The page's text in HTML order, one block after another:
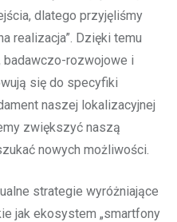
dlatego przyjęliśmy
realizacja”. Dzięki temu
badawczo-rozwojowe i
się do specyfiki
naszej lokalizacyjnej
zwiększyć naszą
nowych możliwości.
strategie wyróżniające
jak ekosystem „smartfony